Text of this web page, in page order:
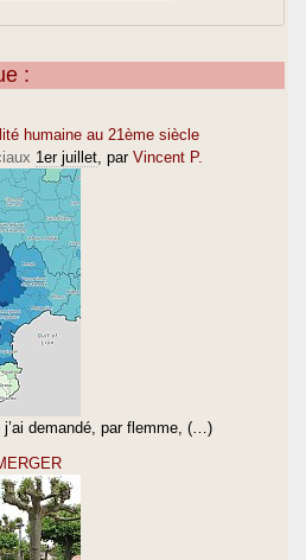
:
humaine au 21ème siècle
1er juillet , par Vincent P.
demandé, par flemme, (…)